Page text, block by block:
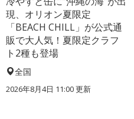
現、オリオン夏限定
「BEACH CHILL」が公式通
販で大人気！夏限定クラフ
ト2種も登場
全国
2026年8月4日 11:00更新